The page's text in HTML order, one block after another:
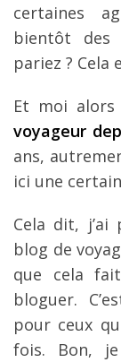
certaines
bientôt des
pariez ? Cela
Et moi alors
voyageur
ans,
ici une
Cela dit, j’ai
blog de
que cela
bloguer.
pour ceux
fois. Bon,